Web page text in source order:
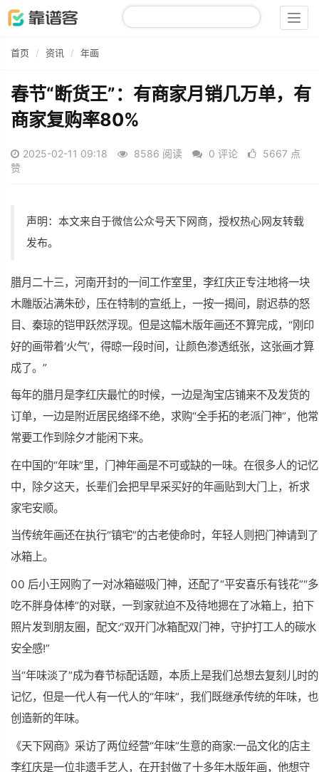
首页 资讯 年画
春节“断货王”：有商家月销几万单，有
商家复购率80%
2025-02-11 09:18 8586 阅读 0 评论
5667 点
赞
声明：本文来自于微信公众号天下网商，授权热心网友转载
发布。
腊月 二十三，河南开封的一间工作室里， 李红庆正专注地将一块
木雕版沾满朱砂，压在特制的宣纸上，一按一揭间，尉迟恭的怒
目、秦琼的铠甲跃然浮现。但是这幅木版年画还不算完成，“刚印
好的画带着‘火气’，得晾一段时间，让颜色渗透纸张，这张画才算
成了。”
每年的腊月是李红庆最忙的时候，一边是淘宝店铺来不及发货的
订单，一边是附近居民络绎不绝，求购“全手拓的老派门神”，他常
常要工作到除夕才能闲下来。
在中国的“年味”里，门神年画是不可或缺的一味。在很多人的记忆
中，除夕这天，长辈们会把早早采买好的年画贴到大门上，祈求
家宅安顺。
当传统年画还在执行“镇宅”的古老使命时，年轻人则把门神请到了
冰箱上。
00 后小王网购了一对冰箱磁吸门神，还配了“平安喜乐有钱花”“多
吃不胖身体棒”的对联，一到家就迫不及待地摁在了冰箱上，拍下
照片发到朋友圈，配文:“双开门冰箱配双门神，守护打工人的碳水
安全感!”
当“年味淡了”成为春节标配话题，本质上是我们总想去复刻儿时的
记忆，但是一代人有一代人的“年味”，我们既继承传统的年味，也
创造新的年味。
《天下网商》采访了两位经营“年味”生意的商家:一品文化的店主
李红庆是一位非遗手艺人，在开封做了十多年木版年画，他想守